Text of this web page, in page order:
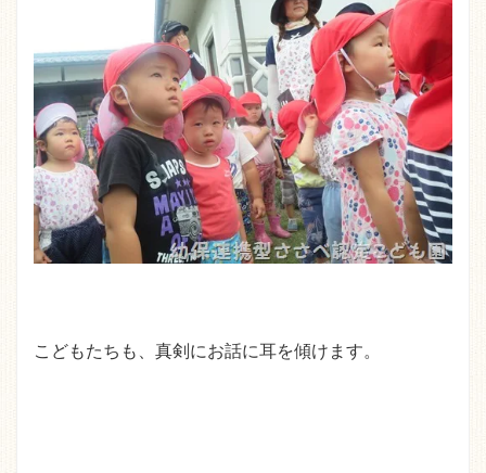
こどもたちも、真剣にお話に耳を傾けます。